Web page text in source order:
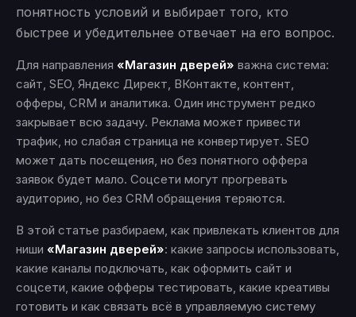
понятность условий и выбирает того, кто
быстрее и убедительнее отвечает на его вопрос.
Для направления «Магазин дверей» важна система:
сайт, SEO, Яндекс Директ, ВКонтакте, контент,
офферы, CRM и аналитика. Один инструмент редко
закрывает всю задачу. Реклама может привести
трафик, но слабая страница не конвертирует. SEO
может дать посещения, но без понятного оффера
заявок будет мало. Соцсети могут прогревать
аудиторию, но без CRM обращения теряются.
В этой статье разбираем, как привлекать клиентов для
ниши «Магазин дверей»: какие запросы использовать,
какие каналы подключать, как оформить сайт и
соцсети, какие офферы тестировать, какие креативы
готовить и как связать всё в управляемую систему